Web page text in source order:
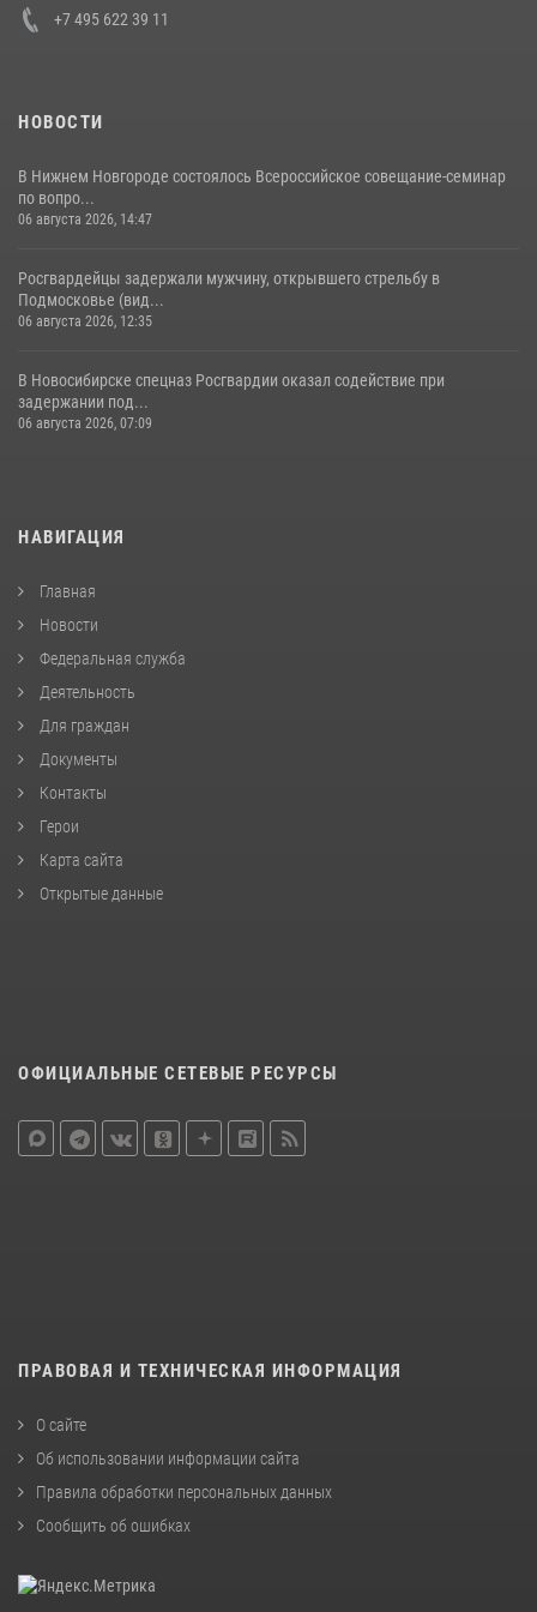
+7 495 622 39 11
НОВОСТИ
В Нижнем Новгороде состоялось Всероссийское совещание-семинар
по вопро...
06 августа 2026, 14:47
Росгвардейцы задержали мужчину, открывшего стрельбу в
Подмосковье (вид...
06 августа 2026, 12:35
В Новосибирске спецназ Росгвардии оказал содействие при
задержании под...
06 августа 2026, 07:09
НАВИГАЦИЯ
Главная
Новости
Федеральная служба
Деятельность
Для граждан
Документы
Контакты
Герои
Карта сайта
Открытые данные
ОФИЦИАЛЬНЫЕ СЕТЕВЫЕ РЕСУРСЫ
ПРАВОВАЯ И ТЕХНИЧЕСКАЯ ИНФОРМАЦИЯ
О сайте
Об использовании информации сайта
Правила обработки персональных данных
Сообщить об ошибках